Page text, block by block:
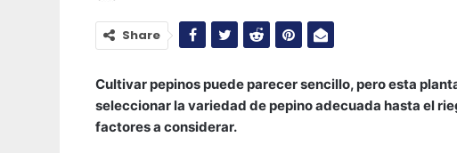
Share
Cultivar pepinos puede parecer sencillo, pero esta
seleccionar la variedad de pepino adecuada hasta el
factores a considerar.